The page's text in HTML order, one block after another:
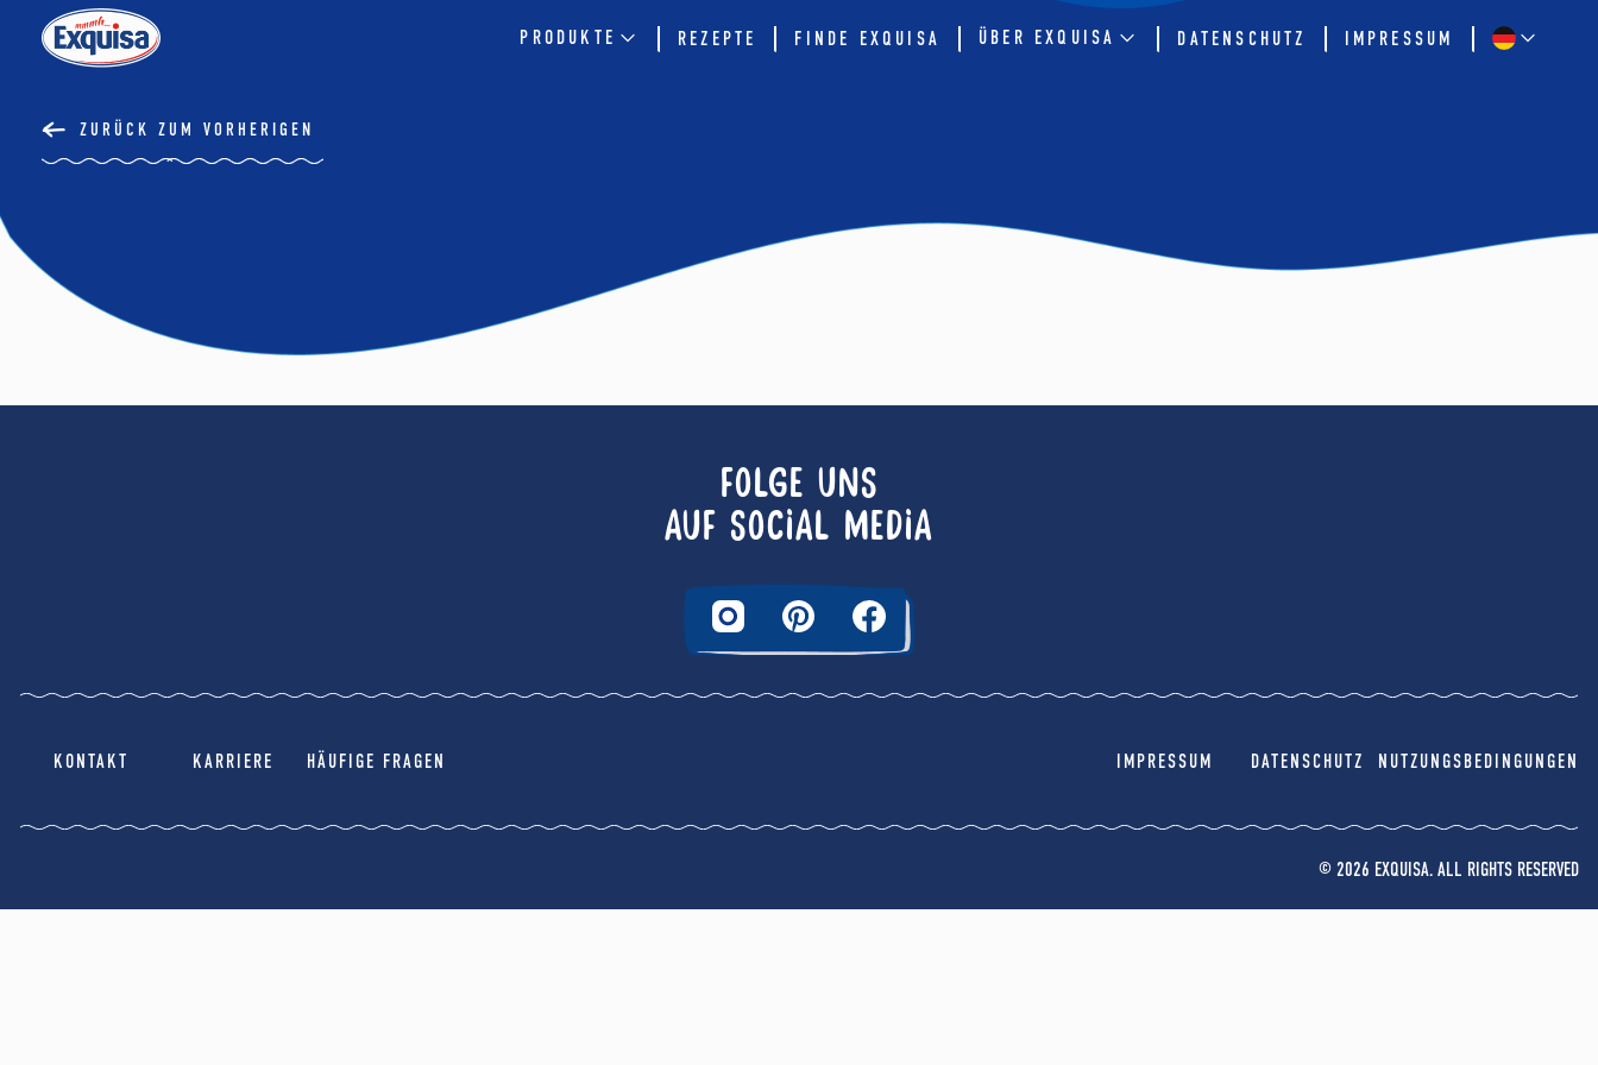
PRODUKTE REZEPTE FINDE EXQUISA ÜBER EXQUISA DATENSCHUTZ IMPRESSUM
ZURÜCK ZUM VORHERIGEN
FOLGE UNS
AUF SOCIAL MEDIA
KONTAKT KARRIERE HÄUFIGE FRAGEN IMPRESSUM DATENSCHUTZ NUTZUNGSBEDINGUNGEN
© 2026 EXQUISA. ALL RIGHTS RESERVED